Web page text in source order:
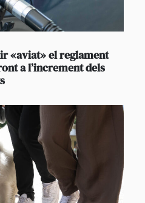
«aviat» el reglament
a l’increment dels